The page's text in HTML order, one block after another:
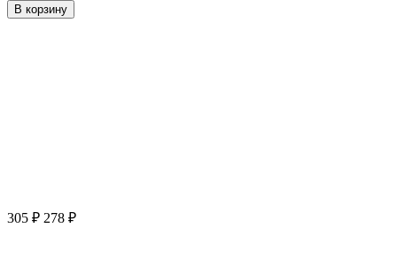
В корзину
305 ₽ 278 ₽